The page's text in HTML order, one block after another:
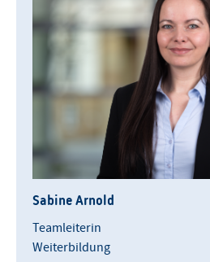
Sabine Arnold
Teamleiterin
Weiterbildung